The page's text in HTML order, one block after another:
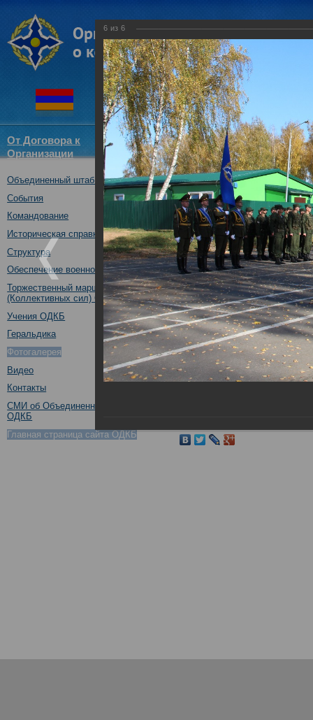
От Договора к
Организации
Структура
ОДКБ
Новости
Объединенный штаб ОДКБ
События
Командование
Историческая справка
Структура
Обеспечение военной безопасности
Торжественный марш Войск
(Коллективных сил) ОДКБ
Учения ОДКБ
Геральдика
Фотогалерея
Видео
Контакты
СМИ об Объединенном штабе
ОДКБ
Главная страница сайта ОДКБ
Специальное учение «Поиск-
государств – членов ОДКБ,
14.10.2019
6 из 6